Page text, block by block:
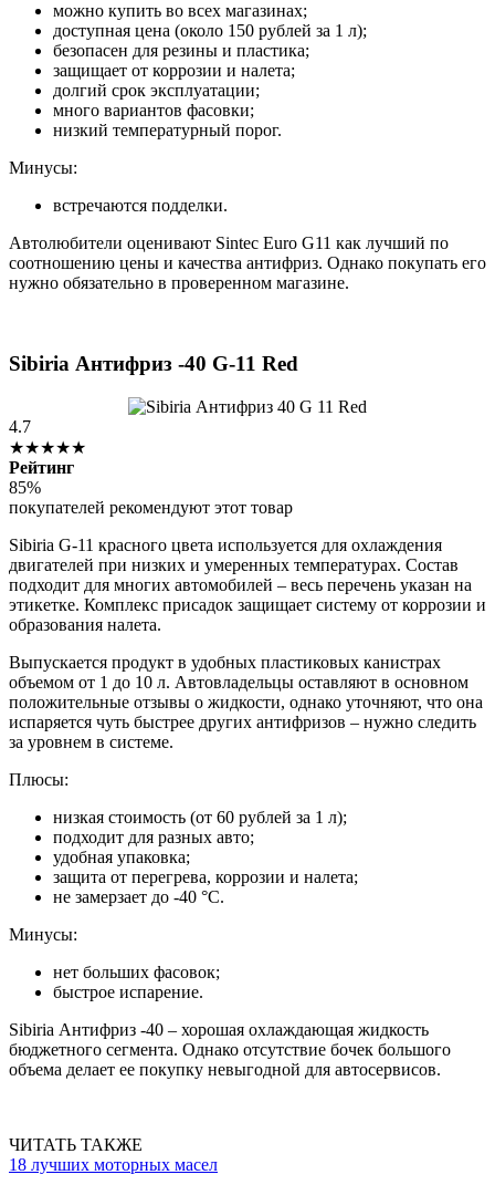
можно купить во всех магазинах;
доступная цена (около 150 рублей за 1 л);
безопасен для резины и пластика;
защищает от коррозии и налета;
долгий срок эксплуатации;
много вариантов фасовки;
низкий температурный порог.
Минусы:
встречаются подделки.
Автолюбители оценивают Sintec Euro G11 как лучший по
соотношению цены и качества антифриз. Однако покупать его
нужно обязательно в проверенном магазине.
Sibiria Антифриз -40 G-11 Red
4.7
★★★★★
Рейтинг
85%
покупателей рекомендуют этот товар
Sibiria G-11 красного цвета используется для охлаждения
двигателей при низких и умеренных температурах. Состав
подходит для многих автомобилей – весь перечень указан на
этикетке. Комплекс присадок защищает систему от коррозии и
образования налета.
Выпускается продукт в удобных пластиковых канистрах
объемом от 1 до 10 л. Автовладельцы оставляют в основном
положительные отзывы о жидкости, однако уточняют, что она
испаряется чуть быстрее других антифризов – нужно следить
за уровнем в системе.
Плюсы:
низкая стоимость (от 60 рублей за 1 л);
подходит для разных авто;
удобная упаковка;
защита от перегрева, коррозии и налета;
не замерзает до -40 °C.
Минусы:
нет больших фасовок;
быстрое испарение.
Sibiria Антифриз -40 – хорошая охлаждающая жидкость
бюджетного сегмента. Однако отсутствие бочек большого
объема делает ее покупку невыгодной для автосервисов.
ЧИТАТЬ ТАКЖЕ
18 лучших моторных масел